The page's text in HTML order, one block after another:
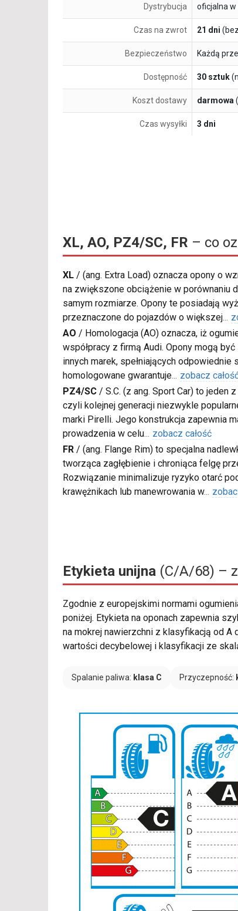
Dystrybucja oficjalna w
Czas na zwrot 21 dni
Bezpieczeństwo Każdą
Dostępność 30 sztuk
Koszt dostawy darmowa
Czas wysyłki 3 dni
XL, AO, PZ4/SC, FR – co
XL / (ang. Extra Load) oznacza opony o
na zwiększone obciążenie w porównaniu
samym rozmiarze. Opony te posiadają
przeznaczone do pojazdów o większej...
AO / Homologacja (AO) oznacza, iż
współpracy z firmą Audi. Opony mogą
innych marek, spełniających odpowiednie
homologowane gwarantuje... zobacz
PZ4/SC / S.C. (z ang. Sport Car) to jeden
czyli kolejnej generacji niezwykle
marki Pirelli. Jego konstrukcja zapewnia
prowadzenia w celu... zobacz całość
FR / (ang. Flange Rim) to specjalna
tworząca zagłębienie i chroniąca felgę
Rozwiązanie minimalizuje ryzyko otarć
krawężnikach lub manewrowania w...
Etykieta unijna (C/A/68) –
Zgodnie z europejskimi normami
poniżej. Etykieta na oponach zapewnia
na mokrej nawierzchni z klasyfikacją od A
wartości decybelowej i klasyfikacji ze
Spalanie paliwa: klasa C Przyczepność: